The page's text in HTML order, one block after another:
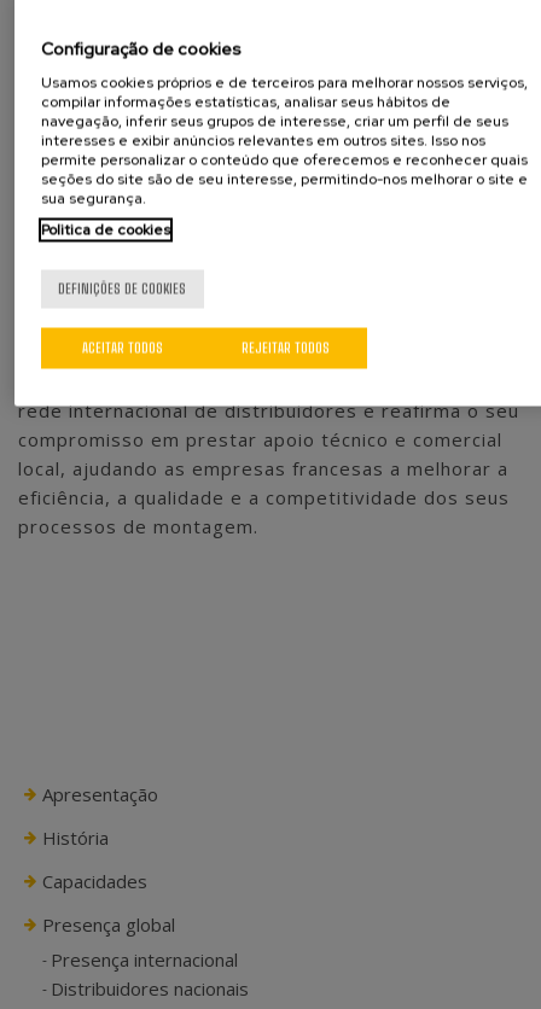
precisão dos seus equipamentos. As nossas
soluções permitem aumentar a produtividade,
garantir a qualidade e a repetibilidade dos
processos de rebitagem, integrar sistemas de
controlo e rastreabilidade e otimizar a eficiência dos
processos de fabrico.
A combinação da experiência técnica da Prosess com
a tecnologia AGME permite oferecer tanto
standardcomosoluções personalizadas
aplicações industriais mais exigentes.
rede internacional de distribuidores e reafirma o seu
compromisso em prestar apoio técnico e comercial
local, ajudando as empresas francesas a melhorar a
eficiência, a qualidade e a competitividade dos seus
processos de montagem.
Apresentação
História
Capacidades
Presença global
Presença internacional
Distribuidores nacionais
Configuração de cookies
Usamos cookies próprios e de terceiros para melhorar nossos serviços,
compilar informações estatísticas, analisar seus hábitos de
navegação, inferir seus grupos de interesse, criar um perfil de seus
interesses e exibir anúncios relevantes em outros sites. Isso nos
permite personalizar o conteúdo que oferecemos e reconhecer quais
seções do site são de seu interesse, permitindo-nos melhorar o site e
sua segurança.
Politica de cookies
DEFINIÇÕES DE COOKIES
REJEITAR TODOS
ACEITAR TODOS